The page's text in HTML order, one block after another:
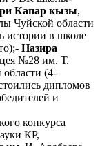
Капар кызы,
Чуйской области
истории в школе
Назира
№28 им. Т.
(4-
дипломов
и
конкурса
КР,